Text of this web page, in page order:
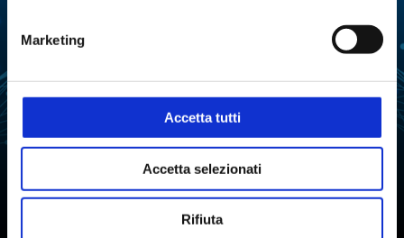
Marketing
Accetta tutti
Accetta selezionati
Rifiuta
ANALISI ATTIVITÀ
DELL'ACQUA
STABILITÀ TARTARICA
TITOLAZIONE